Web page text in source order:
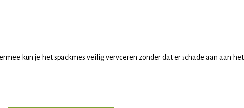
kun je het spackmes veilig vervoeren zonder dat er schade aan aan het